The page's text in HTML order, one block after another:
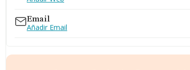
Email
Añadir Email